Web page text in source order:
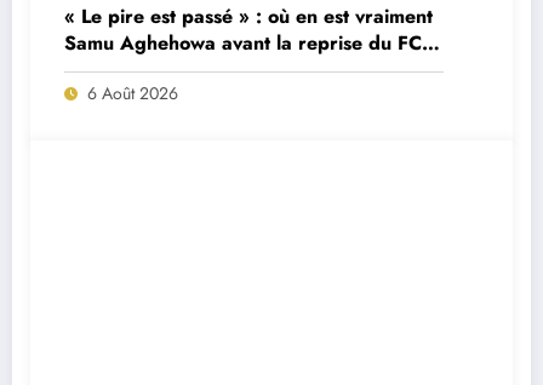
« Le pire est passé » : où en est vraiment
Samu Aghehowa avant la reprise du FC
Porto ?
6 Août 2026